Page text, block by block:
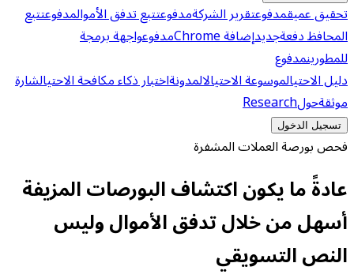
تحقيق عميقمدفوعتقرير الشركةمدفوعتتبع تدفق الأموالمدفوعتتبع
المحافظ دفعةجديدإضافة Chrome مدفوعواجهة برمجة
للمطورينمدفوع
دليل الاحتيالموسوعة الاحتيالالمدونةاختبار ذكاء مكافحة الاحتيالشارة
موثقةحولResearch
تسجيل الدخول
فحص بورصة العملات المشفرة
عادةً ما يكون اكتشاف البورصات المزيفة
أسهل من خلال تدفق الأموال وليس
النص التسويقي